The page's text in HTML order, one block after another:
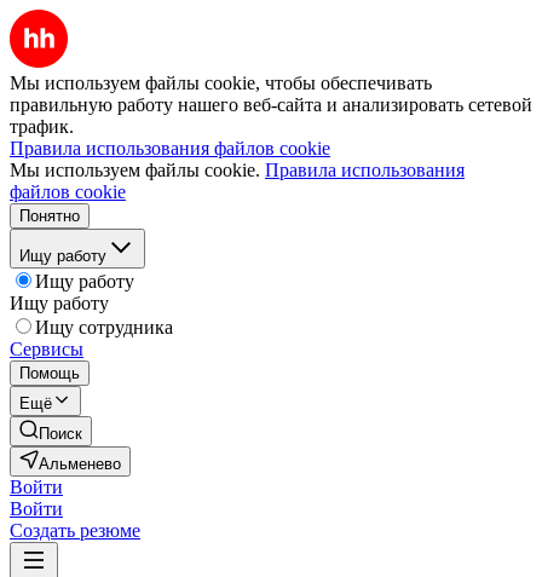
Мы используем файлы cookie, чтобы обеспечивать
правильную работу нашего веб-сайта и анализировать сетевой
трафик.
Правила использования файлов cookie
Мы используем файлы cookie. Правила использования
файлов cookie
Понятно
Ищу работу
Ищу работу
Ищу работу
Ищу сотрудника
Сервисы
Помощь
Ещё
Поиск
Альменево
Войти
Войти
Создать резюме